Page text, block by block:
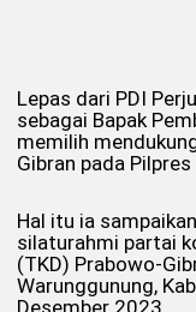
Lepas dari PDI
sebagai Bapak
memilih
Gibran pada
Hal itu ia
silaturahmi partai
(TKD) Prabowo-
Warunggunung,